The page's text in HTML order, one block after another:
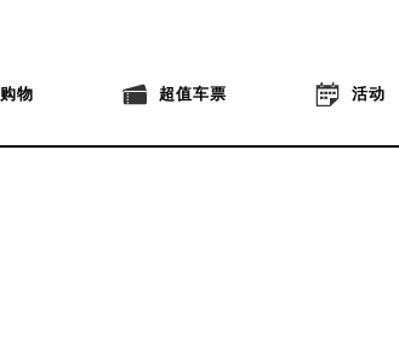
购物 超值车票 活动